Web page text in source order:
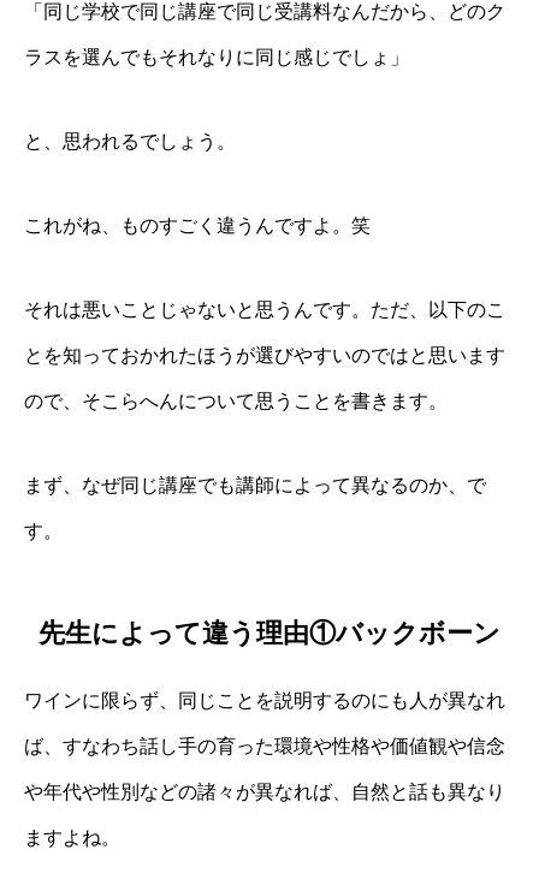
「同じ学校で同じ講座で同じ受講料なんだから、どのク
ラスを選んでもそれなりに同じ感じでしょ」
と、思われるでしょう。
これがね、ものすごく違うんですよ。笑
それは悪いことじゃないと思うんです。ただ、以下のこ
とを知っておかれたほうが選びやすいのではと思います
ので、そこらへんについて思うことを書きます。
まず、なぜ同じ講座でも講師によって異なるのか、で
す。
先生によって違う理由①バックボーン
ワインに限らず、同じことを説明するのにも人が異なれ
ば、すなわち話し手の育った環境や性格や価値観や信念
や年代や性別などの諸々が異なれば、自然と話も異なり
ますよね。